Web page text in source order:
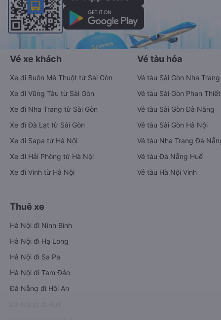
Vé xe khách
Xe đi Buôn Mê Thuột từ Sài Gòn
Xe đi Vũng Tàu từ Sài Gòn
Xe đi Nha Trang từ Sài Gòn
Xe đi Đà Lạt từ Sài Gòn
Xe đi Sapa từ Hà Nội
Xe đi Hải Phòng từ Hà Nội
Xe đi Vinh từ Hà Nội
Vé tàu hỏa
Vé tàu Sài Gòn Nha Trang
Vé tàu Sài Gòn Phan Thiết
Vé tàu Sài Gòn Đà Nẵng
Vé tàu Sài Gòn Hà Nội
Vé tàu Nha Trang Đà
Vé tàu Đà Nẵng Huế
Vé tàu Hà Nội Vinh
Thuê xe
Hà Nội đi Ninh Bình
Hà Nội đi Hạ Long
Hà Nội đi Sa Pa
Hà Nội đi Tam Đảo
Đà Nẵng đi Hội An